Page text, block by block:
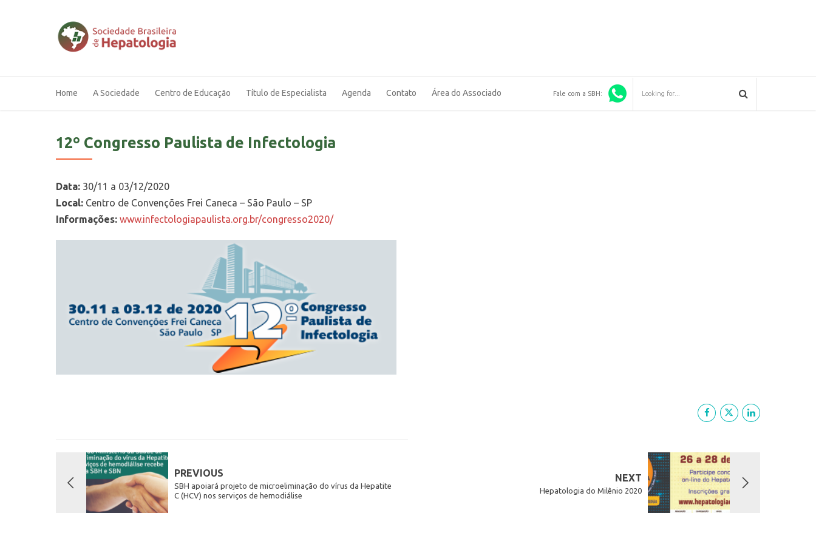
Fale com a SBH:
Home A Sociedade Centro de Educação Título de Especialista Agenda Contato Área do Associado
12º Congresso Paulista de Infectologia
Data: 30/11 a 03/12/2020
Local: Centro de Convenções Frei Caneca – São Paulo – SP
Informações: www.infectologiapaulista.org.br/congresso2020/
PREVIOUS
SBH apoiará projeto de microeliminação do vírus da Hepatite
C (HCV) nos serviços de hemodiálise
NEXT
Hepatologia do Milênio 2020